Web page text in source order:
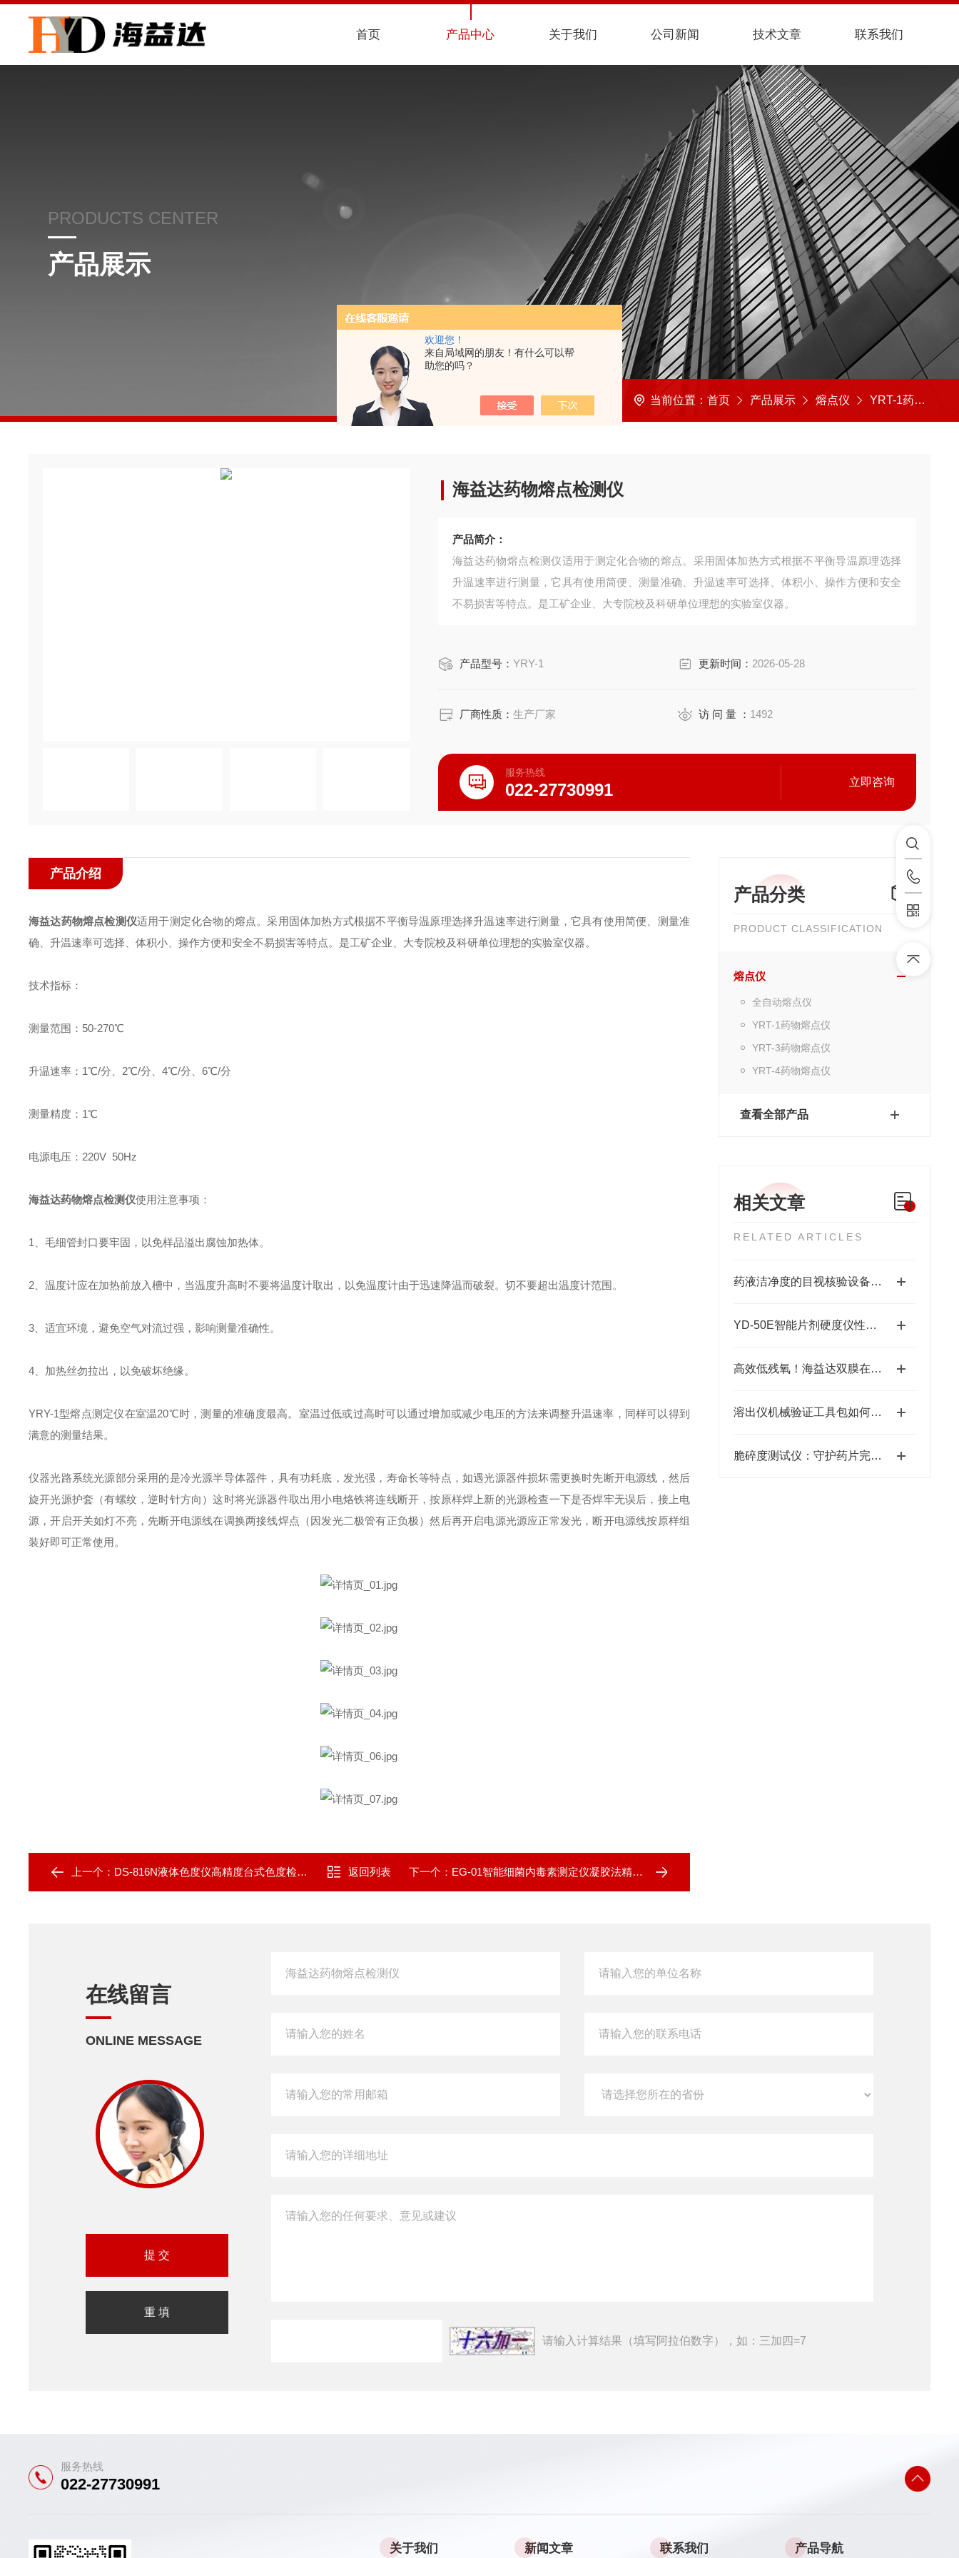
欢迎您！
来自局域网的朋友！有什么可以帮
助您的吗？
首页 产品中心 关于我们 公司新闻 技术文章 联系我们
PRODUCTS CENTER
产品展示
当前位置： 首页 产品展示 熔点仪 YRT-1药物熔点仪
海益达药物熔点检测仪
产品简介：
海益达药物熔点检测仪适用于测定化合物的熔点。采用固体加热方式根据不平衡导温原理选择
升温速率进行测量，它具有使用简便、测量准确、升温速率可选择、体积小、操作方便和安全
不易损害等特点。是工矿企业、大专院校及科研单位理想的实验室仪器。
产品型号：YRY-1 更新时间： 2026-05-28
厂商性质：生产厂家 访 问 量 ： 1492
服务热线
022-27730991 立即咨询
产品分类
PRODUCT CLASSIFICATION
熔点仪
全自动熔点仪
YRT-1药物熔点仪
YRT-3药物熔点仪
YRT-4药物熔点仪
查看全部产品
相关文章
RELATED ARTICLES
药液洁净度的目视核验设备：澄明度检测仪应用浅析
YD-50E智能片剂硬度仪性能特点和技术指标
高效低残氧！海益达双膜在线脱气仪赋能超声领域精密实验
溶出仪机械验证工具包如何进行操作使用
脆碎度测试仪：守护药片完整的“力学守门人”
产品介绍
海益达药物熔点检测仪适用于测定化合物的熔点。采用固体加热方式根据不平衡导温原理选择升温速率进行测量，它具有使用简便、测量准
确、升温速率可选择、体积小、操作方便和安全不易损害等特点。是工矿企业、大专院校及科研单位理想的实验室仪器。
技术指标：
测量范围：50-270℃
升温速率：1℃/分、2℃/分、4℃/分、6℃/分
测量精度：1℃
电源电压：220V 50Hz
海益达药物熔点检测仪使用注意事项：
1、毛细管封口要牢固，以免样品溢出腐蚀加热体。
2、温度计应在加热前放入槽中，当温度升高时不要将温度计取出，以免温度计由于迅速降温而破裂。切不要超出温度计范围。
3、适宜环境，避免空气对流过强，影响测量准确性。
4、加热丝勿拉出，以免破坏绝缘。
YRY-1型熔点测定仪在室温20℃时，测量的准确度最高。室温过低或过高时可以通过增加或减少电压的方法来调整升温速率，同样可以得到
满意的测量结果。
仪器光路系统光源部分采用的是冷光源半导体器件，具有功耗底，发光强，寿命长等特点，如遇光源器件损坏需更换时先断开电源线，然后
旋开光源护套（有螺纹，逆时针方向）这时将光源器件取出用小电烙铁将连线断开，按原样焊上新的光源检查一下是否焊牢无误后，接上电
源，开启开关如灯不亮，先断开电源线在调换两接线焊点（因发光二极管有正负极）然后再开启电源光源应正常发光，断开电源线按原样组
装好即可正常使用。
上一个： DS-816N液体色度仪高精度台式色度检测仪 返回列表 下一个： EG-01智能细菌内毒素测定仪凝胶法精准检测
在线留言
ONLINE MESSAGE
请输入计算结果（填写阿拉伯数字），如：三加四=7
服务热线
022-27730991
关于我们 新闻文章 联系我们 产品导航